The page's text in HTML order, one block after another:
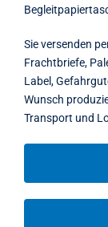
Sie versenden
Frachtbriefe,
Label,
Wunsch
Transport und